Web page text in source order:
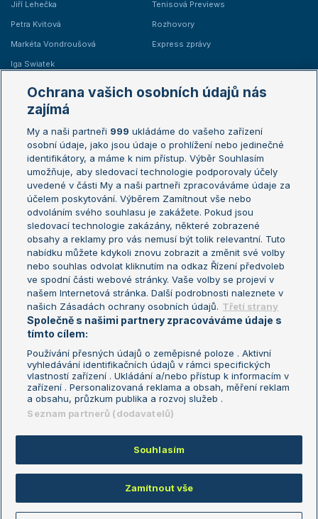
Jiří Lehečka
Petra Kvitová
Markéta Vondroušová
Iga Swiatek
Tenisová Previews
Rozhovory
Express zprávy
Žebříčky
Žebříček ATP (muži)
Žebříček WTA (ženy)
Sázkařský žebříček
Australian Open
French Open
Wimbledon
US Open
Turnaj mistrů
Turnaj mistryň
Aktualní trendy
Fotbalové přestupy
Livesport Daily
LS Prague Open
Podmínky užití
Nastavení soukromí
GDPR a žurnalistika
Reklama
Kontakt
Informace o zpracování osobních
údajů
Copyright © 2008-2026 TenisPortal.cz. Využíváme zpravodajství ČTK.
Ochrana vašich osobních údajů nás
zajímá
My a naši partneři 999 ukládáme do vašeho zařízení
osobní údaje, jako jsou údaje o prohlížení nebo jedinečné
identifikátory, a máme k nim přístup. Výběr Souhlasím
umožňuje, aby sledovací technologie podporovaly účely
uvedené v části My a naši partneři zpracováváme údaje za
účelem poskytování. Výběrem Zamítnout vše nebo
odvoláním svého souhlasu je zakážete. Pokud jsou
sledovací technologie zakázány, některé zobrazené
obsahy a reklamy pro vás nemusí být tolik relevantní. Tuto
nabídku můžete kdykoli znovu zobrazit a změnit své volby
nebo souhlas odvolat kliknutím na odkaz Řízení předvoleb
ve spodní části webové stránky. Vaše volby se projeví v
našem Internetová stránka. Další podrobnosti naleznete v
našich Zásadách ochrany osobních údajů. Třetí strany
Společně s našimi partnery zpracováváme údaje s
tímto cílem:
Používání přesných údajů o zeměpisné poloze . Aktivní
vyhledávání identifikačních údajů v rámci specifických
vlastností zařízení . Ukládání a/nebo přístup k informacím v
zařízení . Personalizovaná reklama a obsah, měření reklam
a obsahu, průzkum publika a rozvoj služeb .
Seznam partnerů (dodavatelů)
Souhlasím
Zamítnout vše